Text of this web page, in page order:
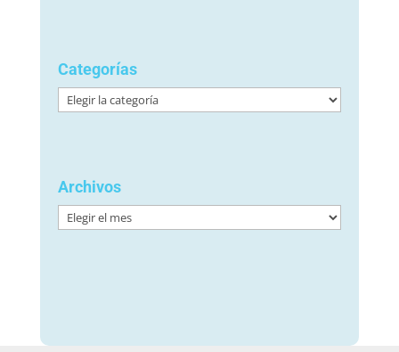
Categorías
Categorías
Archivos
Archivos